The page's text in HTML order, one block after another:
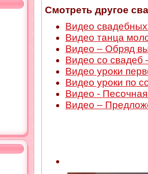
Смотреть другое
Видео свадебных
Видео танца
Видео – Обряд
Видео со свадеб
Видео уроки
Видео уроки по
Видео -
Видео –